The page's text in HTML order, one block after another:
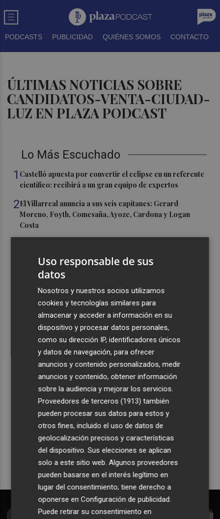
PODCASTS PUBLICIDAD QUIÉNES SOMOS CONTACTO
ÚLTIMAS NOTICIAS SOBRE
CANDIDATOS-VENTA-CIUDAD-
LUZ EN PLAZA PODCAST
Lo Más Escuchado
1 Castelló apuesta por convertir el eclipse en un referente
científico: recibirá a un gran equipo de expertos
2El Villarreal anuncia a sus seis capitanes: Gerard
Moreno, Foyth, Comesaña, Ayoze, Cardona y Logan
Costa
San Javier da viabilidad al nuevo contrato del transporte
324 habitaciones
Estos son los estrenos que abren la cartelera en agosto:
de la comedia 'El último mono' a una nueva entrega de
'La Patrulla Canina'
Recibe toda la actualidad de
Plaza Podcast en tu correo
Quiero suscribirme
Uso responsable de sus
datos
Nosotros y nuestros socios utilizamos
cookies y tecnologías similares para
almacenar y acceder a información en su
dispositivo y procesar datos personales,
como su dirección IP, identificadores únicos
y datos de navegación, para ofrecer
anuncios y contenido personalizados, medir
anuncios y contenido, obtener información
sobre la audiencia y mejorar los servicios.
Proveedores de terceros (1913) también
pueden procesar sus datos para estos y
otros fines, incluido el uso de datos de
geolocalización precisos y características
del dispositivo. Sus elecciones se aplican
solo a este sitio web. Algunos proveedores
pueden basarse en el interés legítimo en
lugar del consentimiento; tiene derecho a
oponerse enConfiguración de publicidad.
Puede retirar su consentimiento en